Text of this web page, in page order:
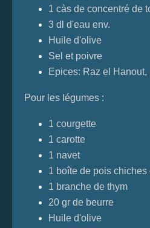
1 càs de concentré de
3 dl d'eau env.
Huile d'olive
Sel et poivre
Epices: Raz el Hanout,
Pour les légumes :
1 courgette
1 carotte
1 navet
1 boîte de pois chiches
1 branche de thym
20 gr de beurre
Huile d'olive